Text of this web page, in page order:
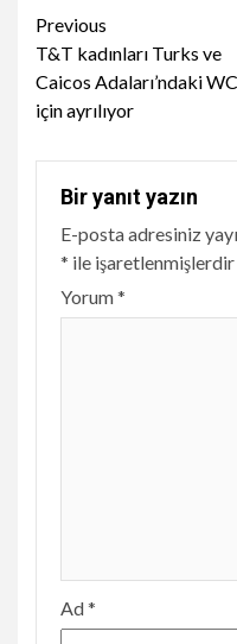
Continue
Reading
Previous
T&T kadınları Turks ve
Caicos Adaları’ndaki
için ayrılıyor
Bir yanıt yazın
E-posta adresiniz
* ile işaretlenmişlerdir
Yorum*
Ad*